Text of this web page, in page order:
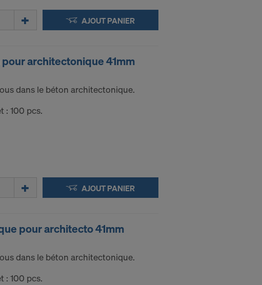
AJOUT PANIER
architectonique 41mm
dans le béton architectonique.
: 100 pcs.
AJOUT PANIER
pour architecto 41mm
dans le béton architectonique.
: 100 pcs.